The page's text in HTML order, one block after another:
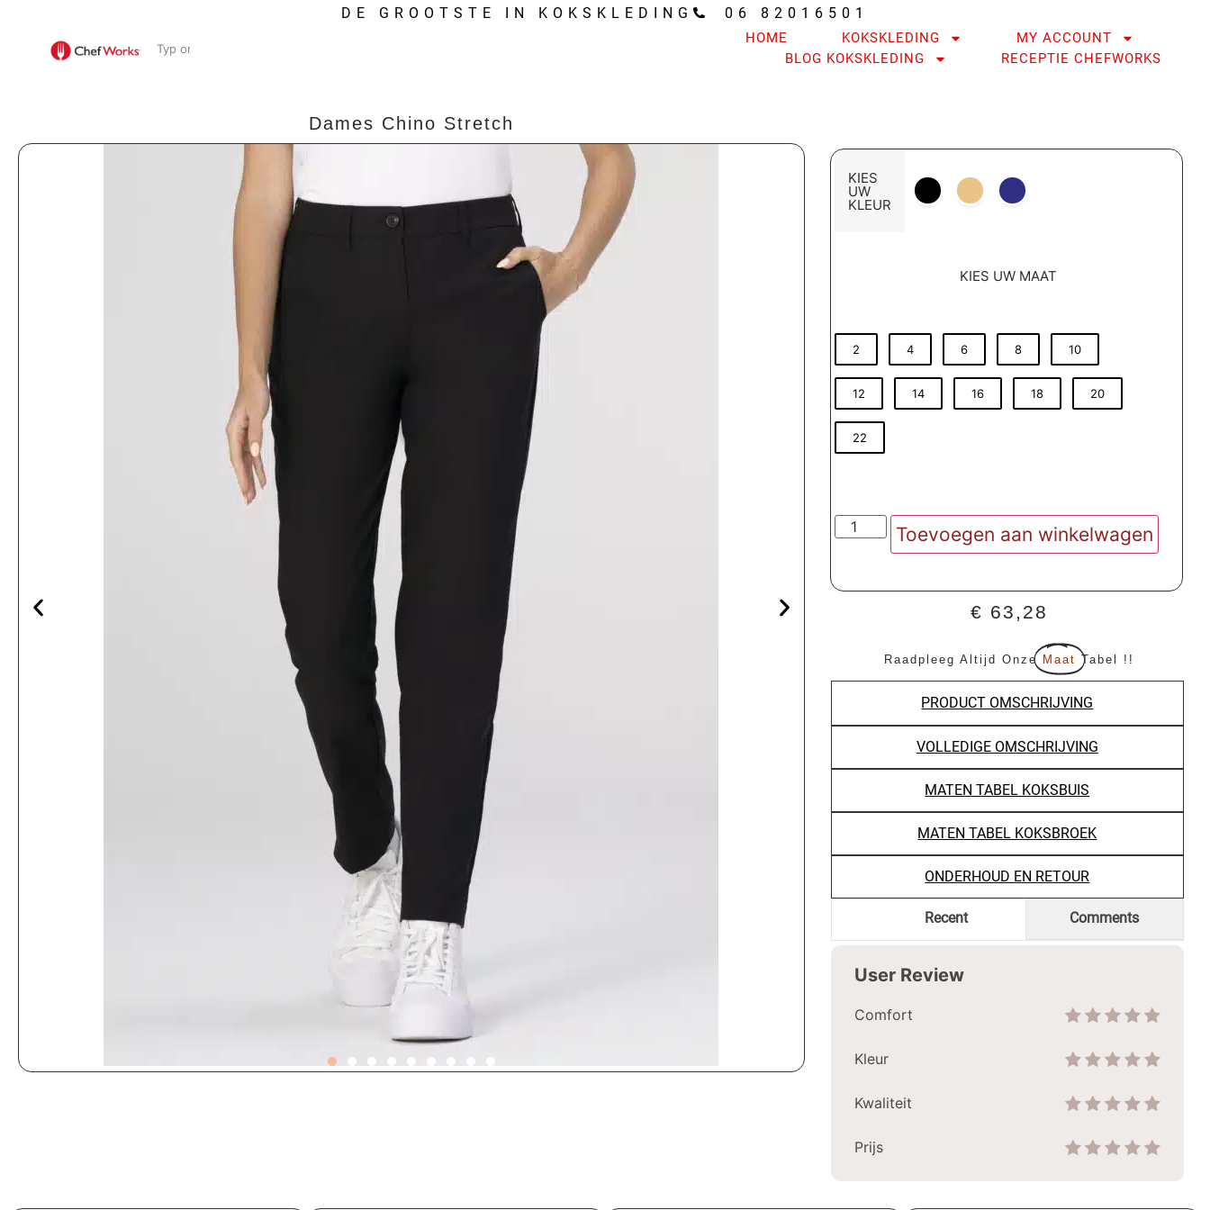
DE GROOTSTE IN KOKSKLEDING 06 82016501
HOME KOKSKLEDING
MY ACCOUNT
BLOG KOKSKLEDING
RECEPTIE CHEFWORKS
Dames Chino Stretch
KIES
UW
KLEUR
KIES UW MAAT
2 4 6 8 10
12 14 16 18 20
22
Toevoegen aan winkelwagen
€ 63,28
Raadpleeg Altijd Onze Maat Tabel !!
PRODUCT OMSCHRIJVING
VOLLEDIGE OMSCHRIJVING
MATEN TABEL KOKSBUIS
MATEN TABEL KOKSBROEK
ONDERHOUD EN RETOUR
Recent Comments
User Review
Comfort
Kleur
Kwaliteit
Prijs